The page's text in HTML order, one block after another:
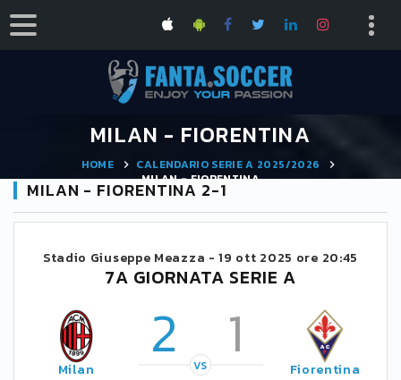
MILAN - FIORENTINA
HOME
CALENDARIO SERIE A 2025/2026
MILAN - FIORENTINA
MILAN - FIORENTINA 2-1
Stadio Giuseppe Meazza -19 ott 2025 ore 20:45
7A GIORNATA SERIE A
Milan 2 1
VS Fiorentina